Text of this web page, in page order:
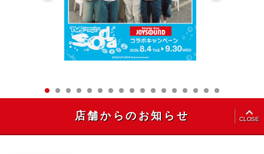
店舗からのお知らせ CLOSE